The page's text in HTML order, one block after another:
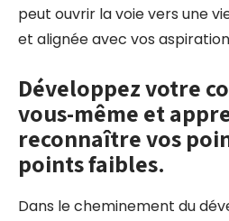
peut ouvrir la voie vers une
et alignée avec vos
Développez votre
vous-même et
reconnaître vos
points faibles.
Dans le cheminement du